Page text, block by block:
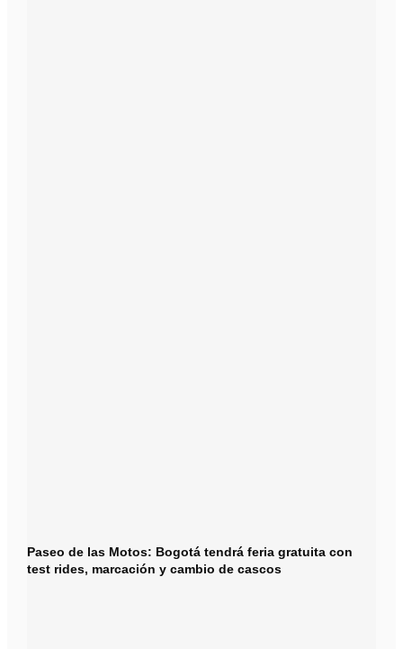
Paseo de las Motos: Bogotá tendrá feria gratuita con
test rides, marcación y cambio de cascos